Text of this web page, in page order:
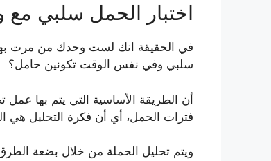
اختبار الحمل سلبي
في الحقيقة انك لست وحدك من مرت بهذه
سلبي وفي نفس الوقت تكونين حامل؟
أن الطريقة الأساسية التي يتم بها
فترات الحمل، أي أن فكرة التحليل
ويتم تحليل الحملة من خلال بضعة الطرق